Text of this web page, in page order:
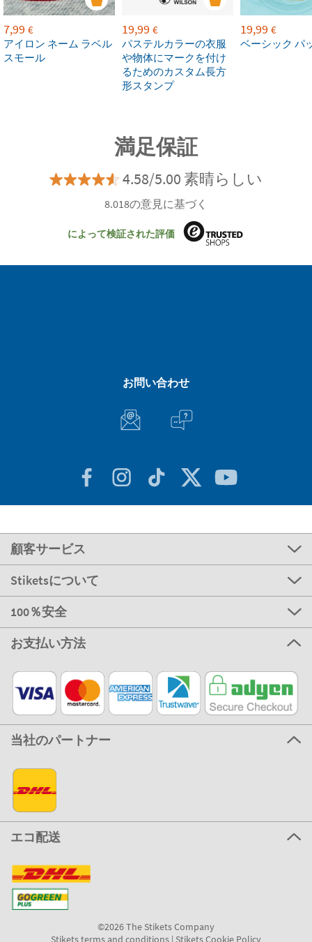
7,99 €
アイロン ネーム ラベル
スモール
19,99 €
パステルカラーの衣服
や物体にマークを付け
るためのカスタム長方
形スタンプ
19,99 €
ベーシック パ
満足保証
4.58/5.00 素晴らしい
8.018の意見に基づく
によって検証された評価
お問い合わせ
顧客サービス
Stiketsについて
100％安全
お支払い方法
当社のパートナー
エコ配送
©2026 The Stikets Company
Stikets terms and conditions| Stikets Cookie Policy